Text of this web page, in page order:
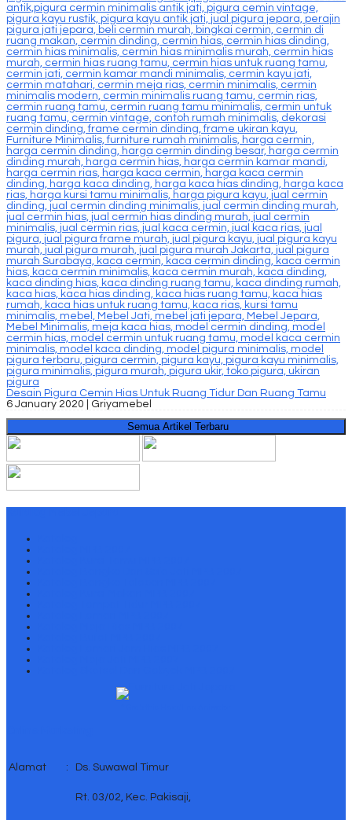
Desain Pigura Cemin Hias Untuk Ruang Tidur Dan Ruang Tamu
6 January 2020 | Griyamebel
Semua Artikel Terbaru
Alamat : Ds. Suwawal Timur
Rt. 03/02, Kec. Pakisaji,